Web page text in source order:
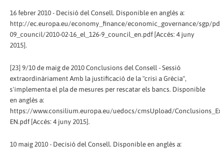
16 febrer 2010 - Decisió del Consell. Disponible en anglès a:
http://ec.europa.eu/economy_finance/economic_governance/sgp/
09_council/2010-02-16_el_126-9_council_en.pdf [Accés: 4 juny
2015].
[23] 9/10 de maig de 2010 Conclusions del Consell - Sessió
extraordinàriament Amb la justificació de la "crisi a Grècia",
s'implementa el pla de mesures per rescatar els bancs. Disponible
en anglès a:
https://www.consilium.europa.eu/uedocs/cmsUpload/
EN.pdf [Accés: 4 juny 2015].
10 maig 2010 - Decisió del Consell. Disponible en anglès a: